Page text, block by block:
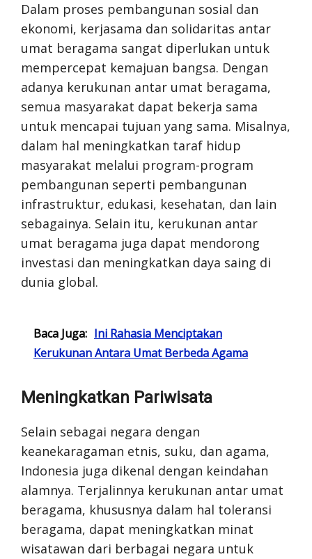
Dalam proses pembangunan sosial dan
ekonomi, kerjasama dan solidaritas antar
umat beragama sangat diperlukan untuk
mempercepat kemajuan bangsa. Dengan
adanya kerukunan antar umat beragama,
semua masyarakat dapat bekerja sama
untuk mencapai tujuan yang sama. Misalnya,
dalam hal meningkatkan taraf hidup
masyarakat melalui program-program
pembangunan seperti pembangunan
infrastruktur, edukasi, kesehatan, dan lain
sebagainya. Selain itu, kerukunan antar
umat beragama juga dapat mendorong
investasi dan meningkatkan daya saing di
dunia global.
Baca Juga: Ini Rahasia Menciptakan
Kerukunan Antara Umat Berbeda Agama
Meningkatkan Pariwisata
Selain sebagai negara dengan
keanekaragaman etnis, suku, dan agama,
Indonesia juga dikenal dengan keindahan
alamnya. Terjalinnya kerukunan antar umat
beragama, khususnya dalam hal toleransi
beragama, dapat meningkatkan minat
wisatawan dari berbagai negara untuk